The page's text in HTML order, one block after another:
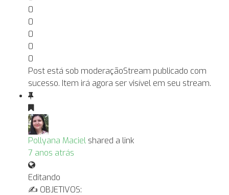
0
0
0
0
0
Post está sob moderaçãoStream publicado com
sucesso. Item irá agora ser visível em seu stream.
Pollyana Maciel shared a link
7 anos atrás
Editando
✍ OBJETIVOS: